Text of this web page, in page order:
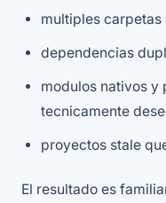
multiples
dependencias
modulos nativos y
tecnicamente
proyectos stale
El resultado es